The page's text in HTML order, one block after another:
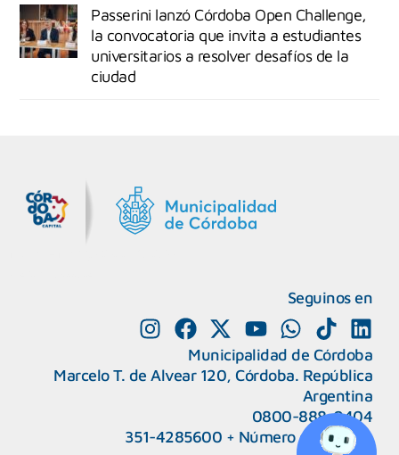
Passerini lanzó Córdoba Open Challenge,
la convocatoria que invita a estudiantes
universitarios a resolver desafíos de la
ciudad
Seguinos en
Municipalidad de Córdoba
Marcelo T. de Alvear 120, Córdoba. República
Argentina
0800-888-0404
351-4285600 + Número de interno
CAPeM – Centro de Atención a Personas Migrantes y Refugiadas.